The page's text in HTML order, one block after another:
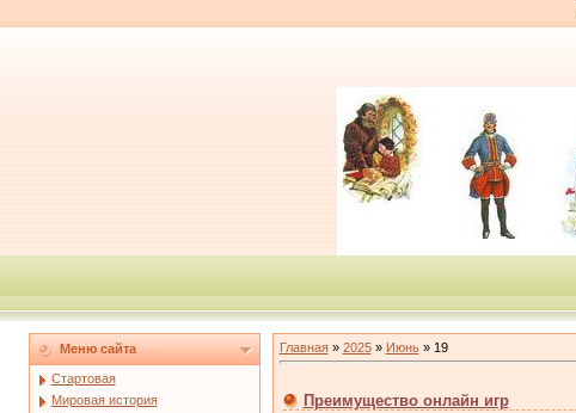
Меню сайта
Стартовая
Мировая история
Главная» 2025 » Июнь » 19
Преимущество онлайн игр